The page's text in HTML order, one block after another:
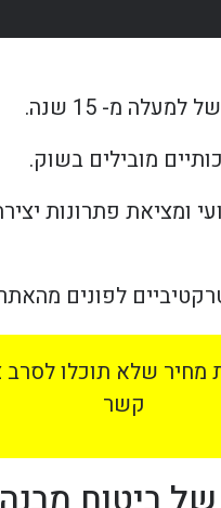
מ- 15 שנה.
מובילים בשוק.
ומציאת פתרונות
לפונים
שלא תוכלו לסרב
קשר